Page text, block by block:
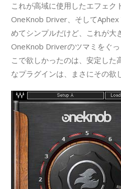
これが高域に使用したエフェク
OneKnob Driver、そして
めてシンプルだけど、これが大
OneKnob Driverのツマミをぐ
こで欲しかったのは、安定した
なプラグインは、まさにその欲